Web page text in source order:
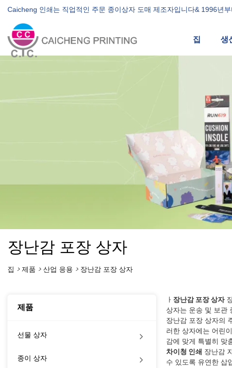
Caicheng 인쇄는 직업적인 주문 종이상자 도매 제조자입니다& 1996년
집 생
장난감 포장 상자
집 > 제품 > 산업 응용 > 장난감 포장 상자
제품
선물 상자
종이 상자
ㅏ 장난감 포장 상자
상자는 운송 및 보관
장난감 포장 상자의
러한 상자에는 어린
감에 맞게 특별히 맞
차이청 인쇄 장난감
수 있도록 유연한 삽